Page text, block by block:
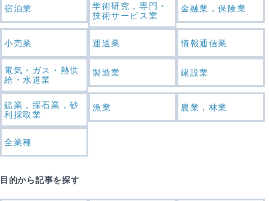
宿泊業
学術研究，専門・
技術サービス業
金融業，保険業
小売業 運送業 情報通信業
電気・ガス・熱供
給・水道業
製造業 建設業
鉱業，採石業，砂
利採取業
漁業 農業，林業
全業種
目的から記事を探す